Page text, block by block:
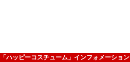
「ハッピーコスチューム」インフォメーション